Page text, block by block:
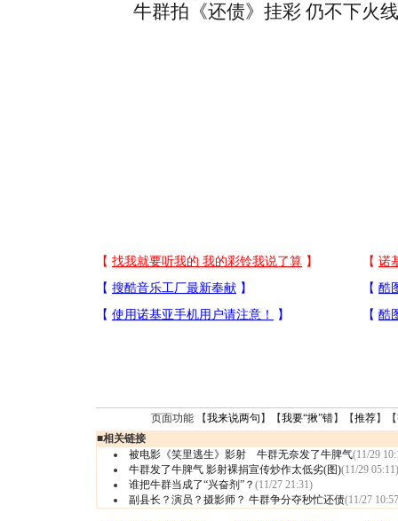
牛群拍《还债》挂彩 仍不下火
页面功能 【我来说两句 】【我要“揪”错】【推荐】
■相关链接
被电影《笑里逃生》影射 牛群无奈发了牛脾气(11/29
牛群发了牛脾气 影射裸捐宣传炒作太低劣(图)(11/29 05:11)
谁把牛群当成了“兴奋剂”？ (11/27 21:31)
副县长？演员？摄影师？ 牛群争分夺秒忙还债(11/27